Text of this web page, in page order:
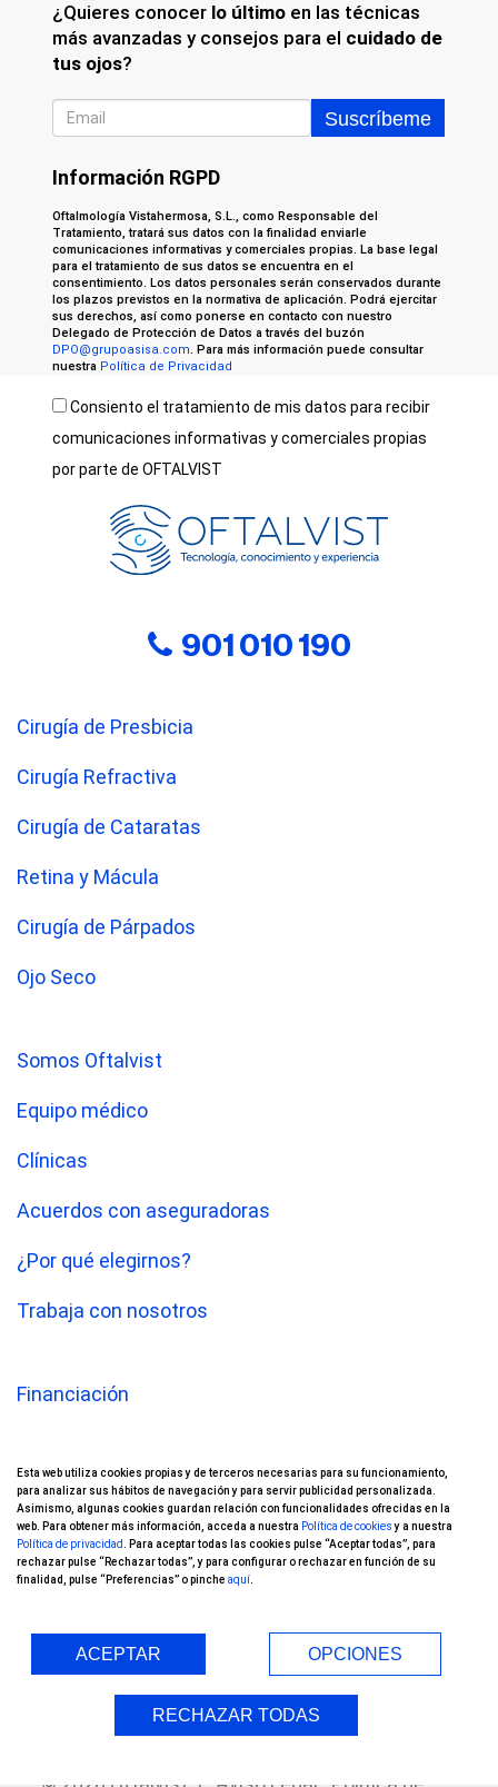
¿Quieres conocer lo último en las técnicas
más avanzadas y consejos para el cuidado de
tus ojos?
Información RGPD
Oftalmología Vistahermosa, S.L., como Responsable del
Tratamiento, tratará sus datos con la finalidad enviarle
comunicaciones informativas y comerciales propias. La base legal
para el tratamiento de sus datos se encuentra en el
consentimiento. Los datos personales serán conservados durante
los plazos previstos en la normativa de aplicación. Podrá ejercitar
sus derechos, así como ponerse en contacto con nuestro
Delegado de Protección de Datos a través del buzón
DPO@grupoasisa.com. Para más información puede consultar
nuestra Política de Privacidad
Consiento el tratamiento de mis datos para recibir
comunicaciones informativas y comerciales propias
por parte de OFTALVIST
901 010 190
Cirugía de Presbicia
Cirugía Refractiva
Cirugía de Cataratas
Retina y Mácula
Cirugía de Párpados
Ojo Seco
Somos Oftalvist
Equipo médico
Clínicas
Acuerdos con aseguradoras
¿Por qué elegirnos?
Trabaja con nosotros
Financiación
Nuestros pacientes opinan
Ensayos Clínicos
Esta web utiliza cookies propias y de terceros necesarias para su funcionamiento,
para analizar sus hábitos de navegación y para servir publicidad personalizada.
Asimismo, algunas cookies guardan relación con funcionalidades ofrecidas en la
web. Para obtener más información, acceda a nuestra Política de cookiesy a nuestra
Política de privacidad
. Para aceptar todas las cookies pulse “Aceptar todas”, para
rechazar pulse “Rechazar todas”, y para configurar o rechazar en función de su
finalidad, pulse “Preferencias” o pinche aquí
ACEPTAR OPCIONES
RECHAZAR TODAS